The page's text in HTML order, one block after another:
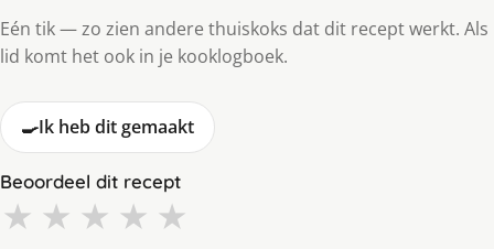
Eén tik — zo zien andere thuiskoks dat dit recept werkt. Als
lid komt het ook in je kooklogboek.
🍳Ik heb dit gemaakt
Beoordeel dit recept
★ ★ ★ ★ ★